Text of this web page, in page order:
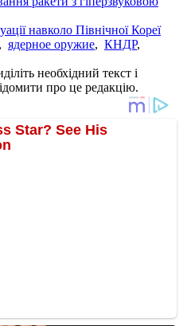
навколо Пiвнічної Кореї
, ядерное оружие, КНДР,
необхідний текст і
про це редакцію.